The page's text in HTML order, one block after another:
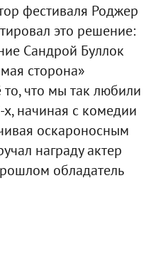
фестиваля Роджер
это решение:
Сандрой Буллок
сторона»
то, что мы так любили
начиная с комедии
оскароносным
награду актер
обладатель